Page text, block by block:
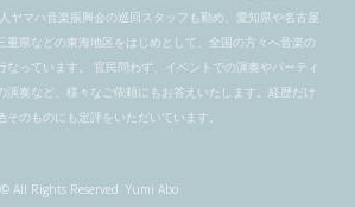
ヤマハ音楽振興会の巡回スタッフも勤め、愛知県や名古屋
重県などの東海地区をはじめとして、全国の方々へ音楽の
なっています。 官民問わず、イベントでの演奏やパーティ
演奏など、様々なご依頼にもお答えいたします。経歴だけ
のものにも定評をいただいています。
© All Rights Reserved. Yumi Abo